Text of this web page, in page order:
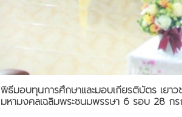
พิธีมอบทุนการศึกษาและมอบเกียรติบัตร เยาว
มหามงคลเฉลิมพระชนมพรรษา 6 รอบ 28 ก